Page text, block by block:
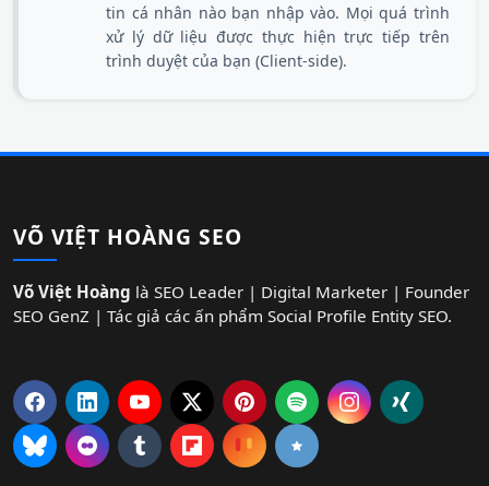
tin cá nhân nào bạn nhập vào. Mọi quá trình
xử lý dữ liệu được thực hiện trực tiếp trên
trình duyệt của bạn (Client-side).
VÕ VIỆT HOÀNG SEO
Võ Việt Hoàng là SEO Leader | Digital Marketer | Founder
SEO GenZ | Tác giả các ấn phẩm Social Profile Entity SEO.